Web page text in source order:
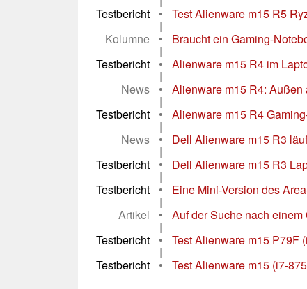
Testbericht
• Test Alienware m15 R5
|
Kolumne
• Braucht ein Gaming-
|
Testbericht
• Alienware m15 R4 im
|
News
• Alienware m15 R4: Außen
|
Testbericht
• Alienware m15 R4
|
News
• Dell Alienware m15 R3
|
Testbericht
• Dell Alienware m15 R3
|
Testbericht
• Eine Mini-Version des
|
Artikel
• Auf der Suche nach
|
Testbericht
• Test Alienware m15 P79F
|
Testbericht
• Test Alienware m15 (i7-